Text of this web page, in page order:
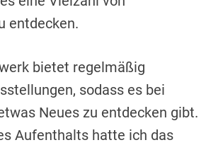
entdecken.
bietet regelmäßig
sodass es bei
Neues zu entdecken gibt.
Aufenthalts hatte ich das